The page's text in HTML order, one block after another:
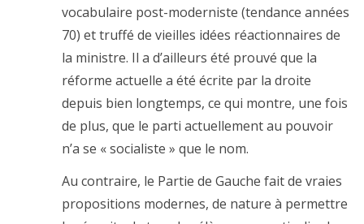
vocabulaire post-moderniste (tendance années
70) et truffé de vieilles idées réactionnaires de
la ministre. Il a d’ailleurs été prouvé que la
réforme actuelle a été écrite par la droite
depuis bien longtemps, ce qui montre, une fois
de plus, que le parti actuellement au pouvoir
n’a se « socialiste » que le nom.
Au contraire, le Partie de Gauche fait de vraies
propositions modernes, de nature à permettre